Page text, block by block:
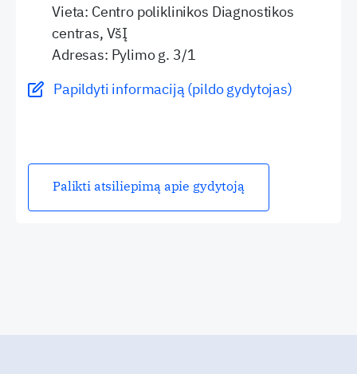
Vieta: Centro poliklinikos Diagnostikos
centras, VšĮ
Adresas: Pylimo g. 3/1
Papildyti informaciją (pildo gydytojas)
Palikti atsiliepimą apie gydytoją